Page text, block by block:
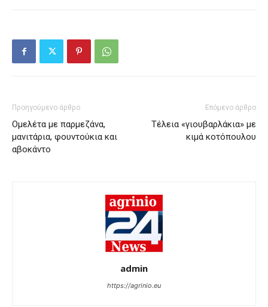
Προηγούμενο άρθρο
Ομελέτα με παρμεζάνα,
μανιτάρια, φουντούκια και
αβοκάντο
Επόμενο άρθρο
Τέλεια «γιουβαρλάκια» με
κιμά κοτόπουλου
admin
https://agrinio.eu